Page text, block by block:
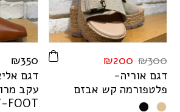
₪300
₪200
דגם אוריה-
פלטפורמה קש אבזם
₪350
דגם
עקב
-FOOT